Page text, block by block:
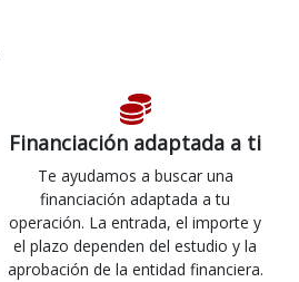
Financiación adaptada a ti
Te ayudamos a buscar una
financiación adaptada a tu
operación. La entrada, el importe y
el plazo dependen del estudio y la
aprobación de la entidad financiera.